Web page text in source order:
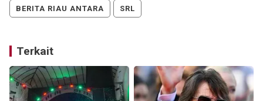
BERITA RIAU ANTARA SRL
Terkait